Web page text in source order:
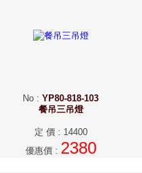
No : YP80-818-103
餐吊三吊燈
定 價: 14400
優惠價: 2380